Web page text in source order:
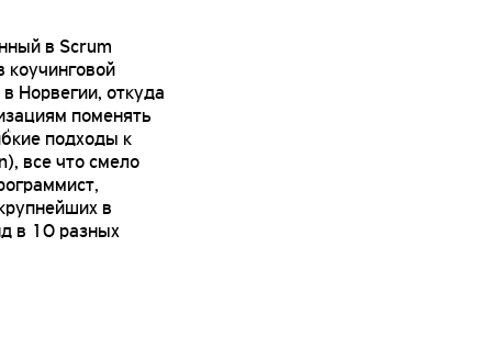
в Scrum
коучинговой
Норвегии, откуда
поменять
подходы к
все что смело
в
в 10 разных